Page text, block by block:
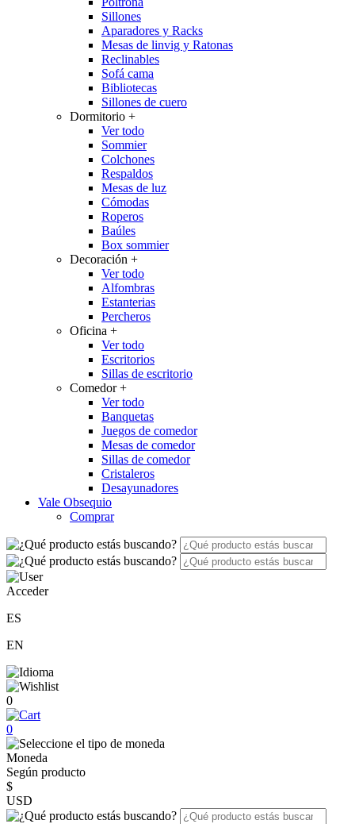
Sillones
Aparadores y Racks
Mesas de linvig y Ratonas
Reclinables
Sofá cama
Bibliotecas
Sillones de cuero
Dormitorio +
Ver todo
Sommier
Colchones
Respaldos
Mesas de luz
Cómodas
Roperos
Baúles
Box sommier
Decoración +
Ver todo
Alfombras
Estanterias
Percheros
Oficina +
Ver todo
Escritorios
Sillas de escritorio
Comedor+
Ver todo
Banquetas
Juegos de comedor
Mesas de comedor
Sillas de comedor
Cristaleros
Desayunadores
Vale Obsequio
Comprar
Acceder
ES
EN
0
0
Moneda
Según producto
$
USD